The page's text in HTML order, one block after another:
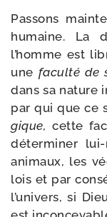
Passons
humaine. La
l’homme est
une facul­té de
dans sa nature
par qui que ce
gique, cette
déter­mi­ner
ani­maux, les
lois et par
l’univers, si